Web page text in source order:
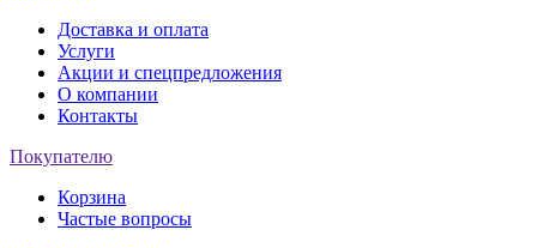
Доставка и оплата
Услуги
Акции и спецпредложения
О компании
Контакты
Покупателю
Корзина
Частые вопросы